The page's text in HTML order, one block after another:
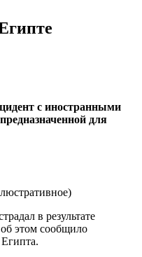
с иностранными
для
в результате
этом сообщило